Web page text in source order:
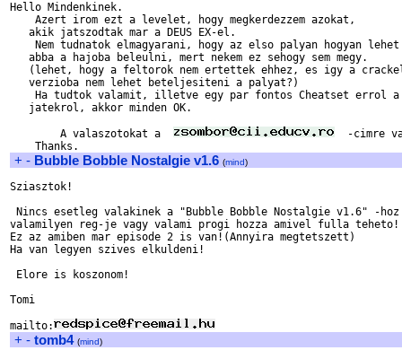
Hello Mindenkinek.
    Azert irom ezt a levelet, hogy megkerdezzem azokat,
   akik jatszodtak mar a DEUS EX-el.
    Nem tudnatok elmagyarani, hogy az elso palyan hogyan lehet
   abba a hajoba beleulni, mert nekem ez sehogy sem megy.
(lehet, hogy a feltorok nem ertettek ehhez, es igy a
   verzioba nem lehet beteljesiteni a palyat?)
Ha tudtok valamit, illetve egy par fontos Cheatset errol
   jatekrol, akkor minden OK.
        A valaszotokat a
-cimre
+ - Bubble Bobble Nostalgie v1.6 (mind)
Sziasztok!
Nincs esetleg valakinek a "Bubble Bobble Nostalgie v1.6" -hoz
valamilyen reg-je vagy valami progi hozza amivel fulla teheto!
Ez az amiben mar episode 2 is van!(Annyira megtetszett)
Ha van legyen szives elkuldeni!
Elore is koszonom!
Tomi
mailto:
+ - tomb4 (mind)